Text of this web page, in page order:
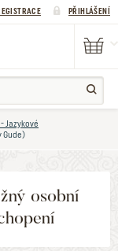
PŘIHLÁŠENÍ
Jazykové
Gude)
osobní